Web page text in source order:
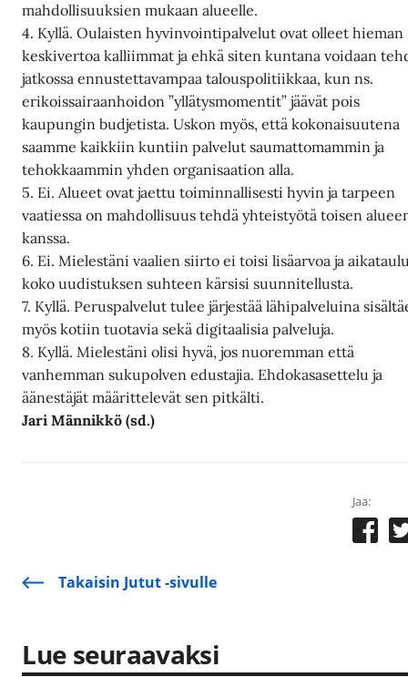
mahdollisuuksien mukaan alueelle.
4. Kyllä. Oulaisten hyvinvointipalvelut ovat olleet hieman
keskivertoa kalliimmat ja ehkä siten kuntana voidaan
jatkossa ennustettavampaa talouspolitiikkaa, kun ns.
erikoissairaanhoidon ”yllätysmomentit” jäävät pois
kaupungin budjetista. Uskon myös, että kokonaisuutena
saamme kaikkiin kuntiin palvelut saumattomammin ja
tehokkaammin yhden organisaation alla.
5. Ei. Alueet ovat jaettu toiminnallisesti hyvin ja tarpeen
vaatiessa on mahdollisuus tehdä yhteistyötä toisen
kanssa.
6. Ei. Mielestäni vaalien siirto ei toisi lisäarvoa ja
koko uudistuksen suhteen kärsisi suunnitellusta.
7. Kyllä. Peruspalvelut tulee järjestää lähipalveluina
myös kotiin tuotavia sekä digitaalisia palveluja.
8. Kyllä. Mielestäni olisi hyvä, jos nuoremman että
vanhemman sukupolven edustajia. Ehdokasasettelu ja
äänestäjät määrittelevät sen pitkälti.
Jari Männikkö (sd.)
Jaa:
Takaisin Jutut -sivulle
Lue seuraavaksi